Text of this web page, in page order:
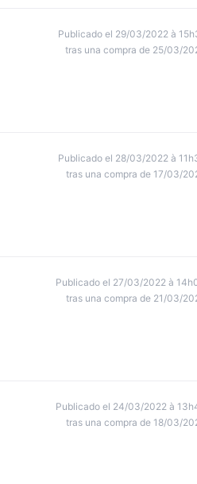
Publicado el 29/03/2022 à
tras una compra de 25/03/
Publicado el 28/03/2022 à
tras una compra de 17/03/
Publicado el 27/03/2022 à
tras una compra de 21/03/
Publicado el 24/03/2022 à
tras una compra de 18/03/